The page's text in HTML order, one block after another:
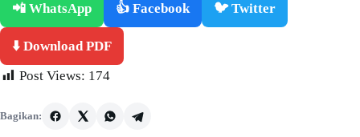
📲 WhatsApp 👍 Facebook 🐦 Twitter
⬇️ Download PDF
Post Views: 174
Bagikan: